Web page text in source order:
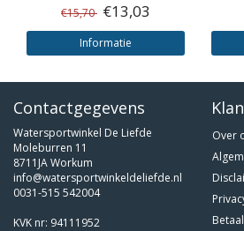
€15,70 €13,03
Informatie
Contactgegevens
Watersportwinkel De Liefde
Moleburren 11
8711JA Workum
info@watersportwinkeldeliefde.nl
0031-515 542004
KVK nr: 94111952
Over